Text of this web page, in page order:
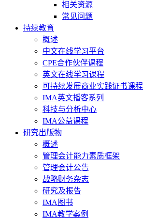
相关资源
常见问题
持续教育
概述
中文在线学习平台
CPE合作伙伴课程
英文在线学习课程
可持续发展商业实践证书课程
IMA英文播客系列
科技与分析中心
IMA公益课程
研究出版物
概述
管理会计能力素质框架
管理会计公告
战略财务杂志
研究及报告
IMA图书
IMA教学案例